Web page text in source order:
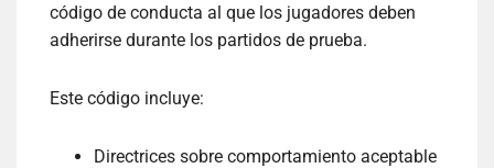
código de conducta al que los jugadores deben
adherirse durante los partidos de prueba.
Este código incluye:
Directrices sobre comportamiento aceptable